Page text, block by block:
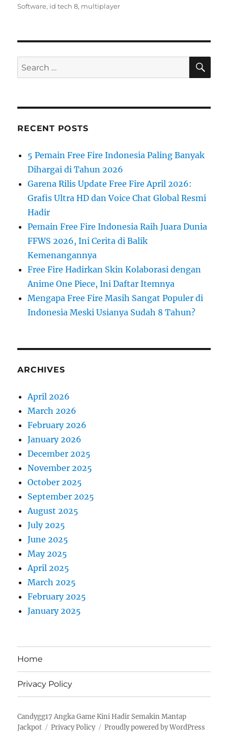
Software, id tech 8, multiplayer
Search
for:
RECENT POSTS
5 Pemain Free Fire Indonesia Paling Banyak
Dihargai di Tahun 2026
Garena Rilis Update Free Fire April 2026:
Grafis Ultra HD dan Voice Chat Global Resmi
Hadir
Pemain Free Fire Indonesia Raih Juara Dunia
FFWS 2026, Ini Cerita di Balik
Kemenangannya
Free Fire Hadirkan Skin Kolaborasi dengan
Anime One Piece, Ini Daftar Itemnya
Mengapa Free Fire Masih Sangat Populer di
Indonesia Meski Usianya Sudah 8 Tahun?
ARCHIVES
April 2026
March 2026
February 2026
January 2026
December 2025
November 2025
October 2025
September 2025
August 2025
July 2025
June 2025
May 2025
April 2025
March 2025
February 2025
January 2025
Home
Privacy Policy
Candygg17 Angka Game Kini Hadir Semakin Mantap
Jackpot
Privacy Policy Proudly powered by WordPress